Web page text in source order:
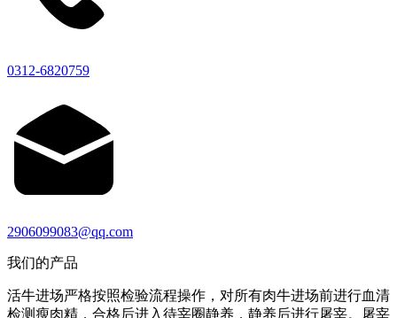
0312-6820759
2906099083@qq.com
我们的产品
活牛进场严格按照检验流程操作，对所有肉牛进场前进行血清
检测瘦肉精，合格后进入待宰圈静养，静养后进行屠宰。屠宰